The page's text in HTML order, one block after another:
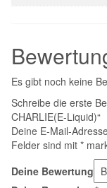
Es gibt noch keine
Schreibe die erste
CHARLIE(E-Liquid)“
Deine E-Mail-
Felder sind mit *
Deine Bewertung